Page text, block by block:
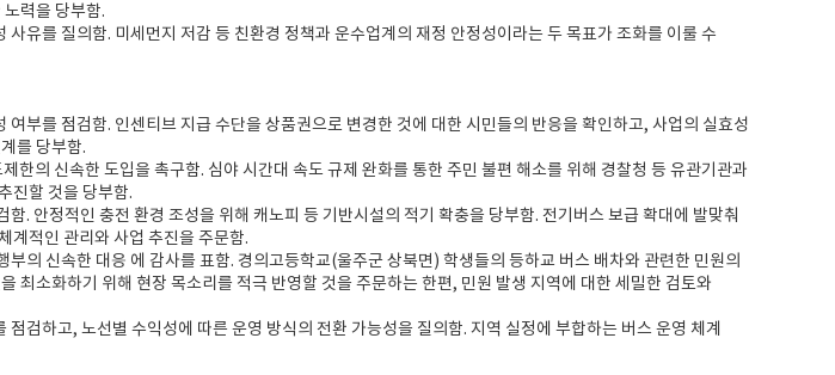
력을 당부함.
유를 질의함. 미세먼지 저감 등 친환경 정책과 운수업계의 재정 안정성이라는 두 목표가 조화를 이룰 수
여부를 점검함. 인센티브 지급 수단을 상품권으로 변경한 것에 대한 시민들의 반응을 확인하고, 사업의 실효성
를 당부함.
한의 신속한 도입을 촉구함. 심야 시간대 속도 규제 완화를 통한 주민 불편 해소를 위해 경찰청 등 유관기관과
진할 것을 당부함.
. 안정적인 충전 환경 조성을 위해 캐노피 등 기반시설의 적기 확충을 당부함. 전기버스 보급 확대에 발맞춰
계적인 관리와 사업 추진을 주문함.
의 신속한 대응 에 감사를 표함. 경의고등학교(울주군 상북면) 학생들의 등하교 버스 배차와 관련한 민원의
최소화하기 위해 현장 목소리를 적극 반영할 것을 주문하는 한편, 민원 발생 지역에 대한 세밀한 검토와
검하고, 노선별 수익성에 따른 운영 방식의 전환 가능성을 질의함. 지역 실정에 부합하는 버스 운영 체계